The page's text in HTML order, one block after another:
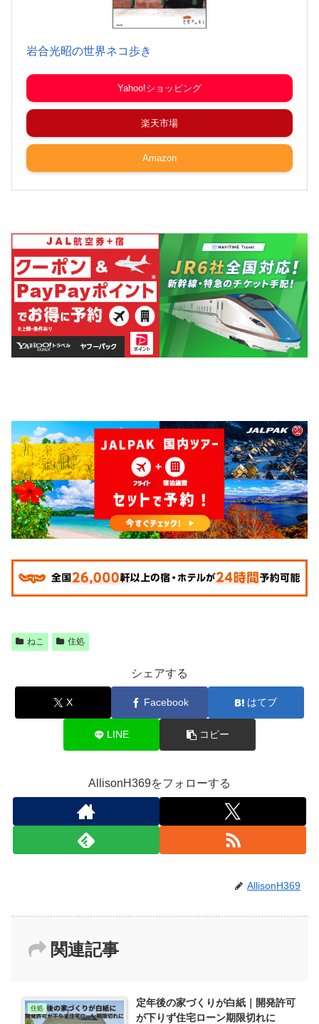
岩合光昭の世界ネコ歩き
Yahoo!ショッピング
楽天市場
Amazon
ねこ 住処
シェアする
X Facebook はてブ
LINE コピー
AllisonH369をフォローする
AllisonH369
関連記事
住処
定年後の家づくりが白紙｜開発許可
が下りず住宅ローン期限切れに